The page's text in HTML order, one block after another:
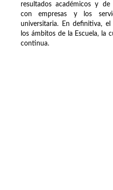
resultados académicos y
con empresas y los
universitaria. En definitiva,
los ámbitos de la Escuela, la
continua.